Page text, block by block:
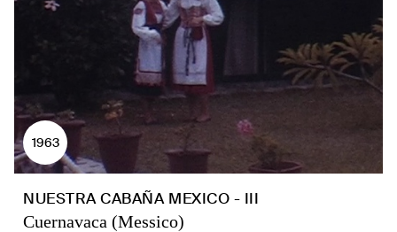
1963
NUESTRA CABAÑA MEXICO - III
Cuernavaca (Messico)